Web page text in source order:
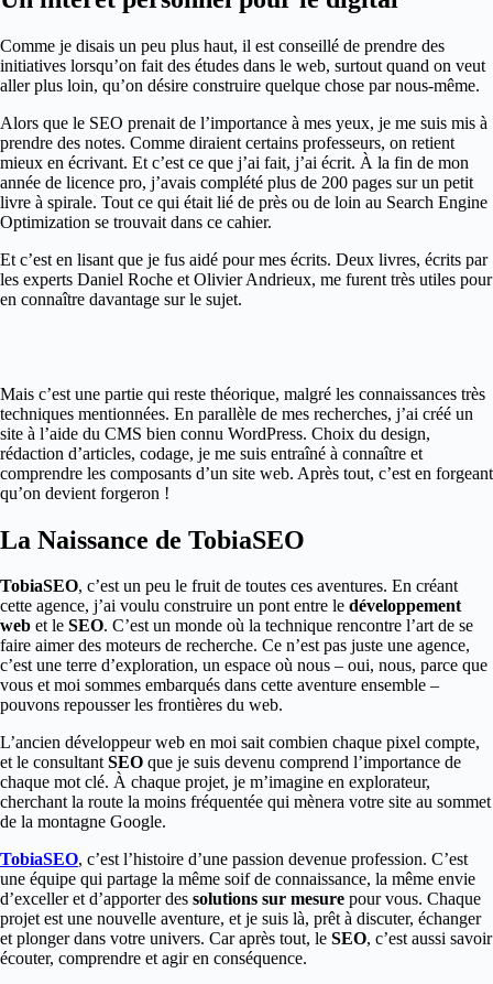
Comme je disais un peu plus haut, il est conseillé de prendre des
initiatives lorsqu’on fait des études dans le web, surtout quand on veut
aller plus loin, qu’on désire construire quelque chose par nous-même.
Alors que le SEO prenait de l’importance à mes yeux, je me suis mis à
prendre des notes. Comme diraient certains professeurs, on retient
mieux en écrivant. Et c’est ce que j’ai fait, j’ai écrit. À la fin de mon
année de licence pro, j’avais complété plus de 200 pages sur un petit
livre à spirale. Tout ce qui était lié de près ou de loin au Search Engine
Optimization se trouvait dans ce cahier.
Et c’est en lisant que je fus aidé pour mes écrits. Deux livres, écrits par
les experts Daniel Roche et Olivier Andrieux, me furent très utiles pour
en connaître davantage sur le sujet.
Mais c’est une partie qui reste théorique, malgré les connaissances très
techniques mentionnées. En parallèle de mes recherches, j’ai créé un
site à l’aide du CMS bien connu WordPress. Choix du design,
rédaction d’articles, codage, je me suis entraîné à connaître et
comprendre les composants d’un site web. Après tout, c’est en forgeant
qu’on devient forgeron !
La Naissance de TobiaSEO
TobiaSEO, c’est un peu le fruit de toutes ces aventures. En créant
cette agence, j’ai voulu construire un pont entre le développement
web et le SEO. C’est un monde où la technique rencontre l’art de se
faire aimer des moteurs de recherche. Ce n’est pas juste une agence,
c’est une terre d’exploration, un espace où nous – oui, nous, parce que
vous et moi sommes embarqués dans cette aventure ensemble –
pouvons repousser les frontières du web.
L’ancien développeur web en moi sait combien chaque pixel compte,
et le consultantSEO que je suis devenu comprend l’importance de
chaque mot clé. À chaque projet, je m’imagine en explorateur,
cherchant la route la moins fréquentée qui mènera votre site au sommet
de la montagne Google.
TobiaSEO, c’est l’histoire d’une passion devenue profession. C’est
une équipe qui partage la même soif de connaissance, la même envie
d’exceller et d’apporter des solutions sur mesure pour vous. Chaque
projet est une nouvelle aventure, et je suis là, prêt à discuter, échanger
et plonger dans votre univers. Car après tout, le SEO, c’est aussi savoir
écouter, comprendre et agir en conséquence.